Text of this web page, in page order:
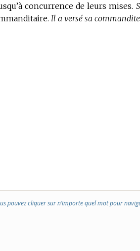
concurrence de leurs mises.
Il a versé sa
pouvez cliquer sur n’importe quel mot pour